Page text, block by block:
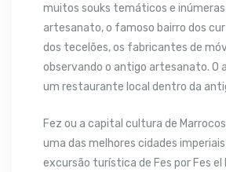
muitos souks temáticos e
artesanato, o famoso bairro dos
dos tecelões, os fabricantes de
observando o antigo artesanato. O
um restaurante local dentro da
Fez ou a capital cultura de
uma das melhores cidades
excursão turística de Fes por Fes el